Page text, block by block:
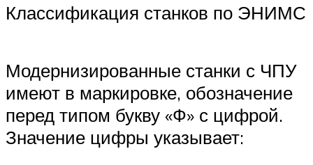
Классификация станков по ЭНИМС
Модернизированные станки с ЧПУ
имеют в маркировке, обозначение
перед типом букву «Ф» с цифрой.
Значение цифры указывает: